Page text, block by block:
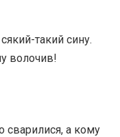
такий сину.
волочив!
сварилися, а кому